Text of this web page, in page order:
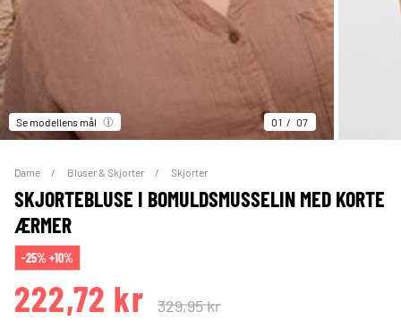
Se modellens mål 01 07
Dame Bluser & Skjorter Skjorter
SKJORTEBLUSE I BOMULDSMUSSELIN MED KORTE
ÆRMER
-25% +10%
222,72 kr 329,95 kr